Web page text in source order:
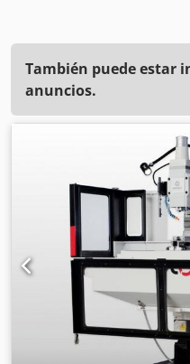
También puede estar
anuncios.